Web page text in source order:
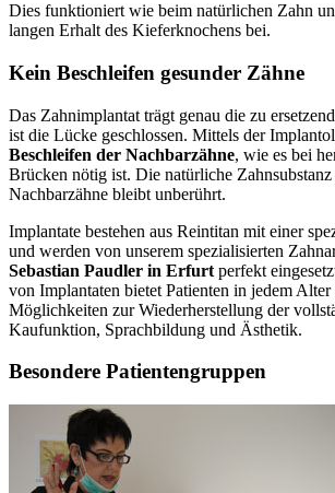
Dies funktioniert wie beim natürlichen Zahn
langen Erhalt des Kieferknochens bei.
Kein Beschleifen gesunder Zähne
Das Zahnimplantat trägt genau die zu
ist die Lücke geschlossen. Mittels der
Beschleifen der Nachbarzähne, wie es bei
Brücken nötig ist. Die natürliche Zahnsubstanz
Nachbarzähne bleibt unberührt.
Implantate bestehen aus Reintitan mit einer
und werden von unserem spezialisierten
Sebastian Paudler in Erfurt perfekt
von Implantaten bietet Patienten in jedem
Möglichkeiten zur Wiederherstellung der
Kaufunktion, Sprachbildung und Ästhetik.
Besondere Patientengruppen